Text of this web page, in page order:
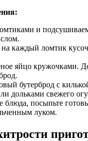
и
каждый ломтик
яйцо кружочками.
бутерброд с
дольками свежего
блюда, посыпьте
луком.